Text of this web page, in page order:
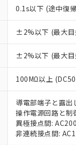
0.1s以下 (途中復
±2%以下 (最大目
±2%以下 (最大目
100MΩ以上
導電部端子と露
操作電源回路と
異極接点間:
非連続接点間:
以下
があ
鉛(Pb)
ル（
※2
部品
「○
「×
「－
*中国
Pb(鉛)
Cr(Ⅵ)(
DBP(
※2
「ｅ
記
号
○
△
－